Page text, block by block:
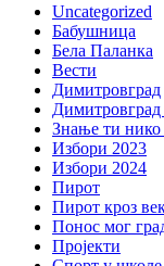
Uncategorized
Бабушница
Бела Паланка
Вести
Димитровград
Димитровград
Знање ти нико
Избори 2023
Избори 2024
Пирот
Пирот кроз
Понос мог
Пројекти